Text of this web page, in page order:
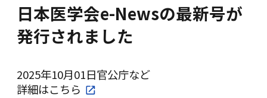
2025年10月01日官公庁など
日本医学会e-Newsの最新号が
発行されました
詳細はこちら